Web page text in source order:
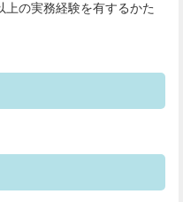
の実務経験を有するかた